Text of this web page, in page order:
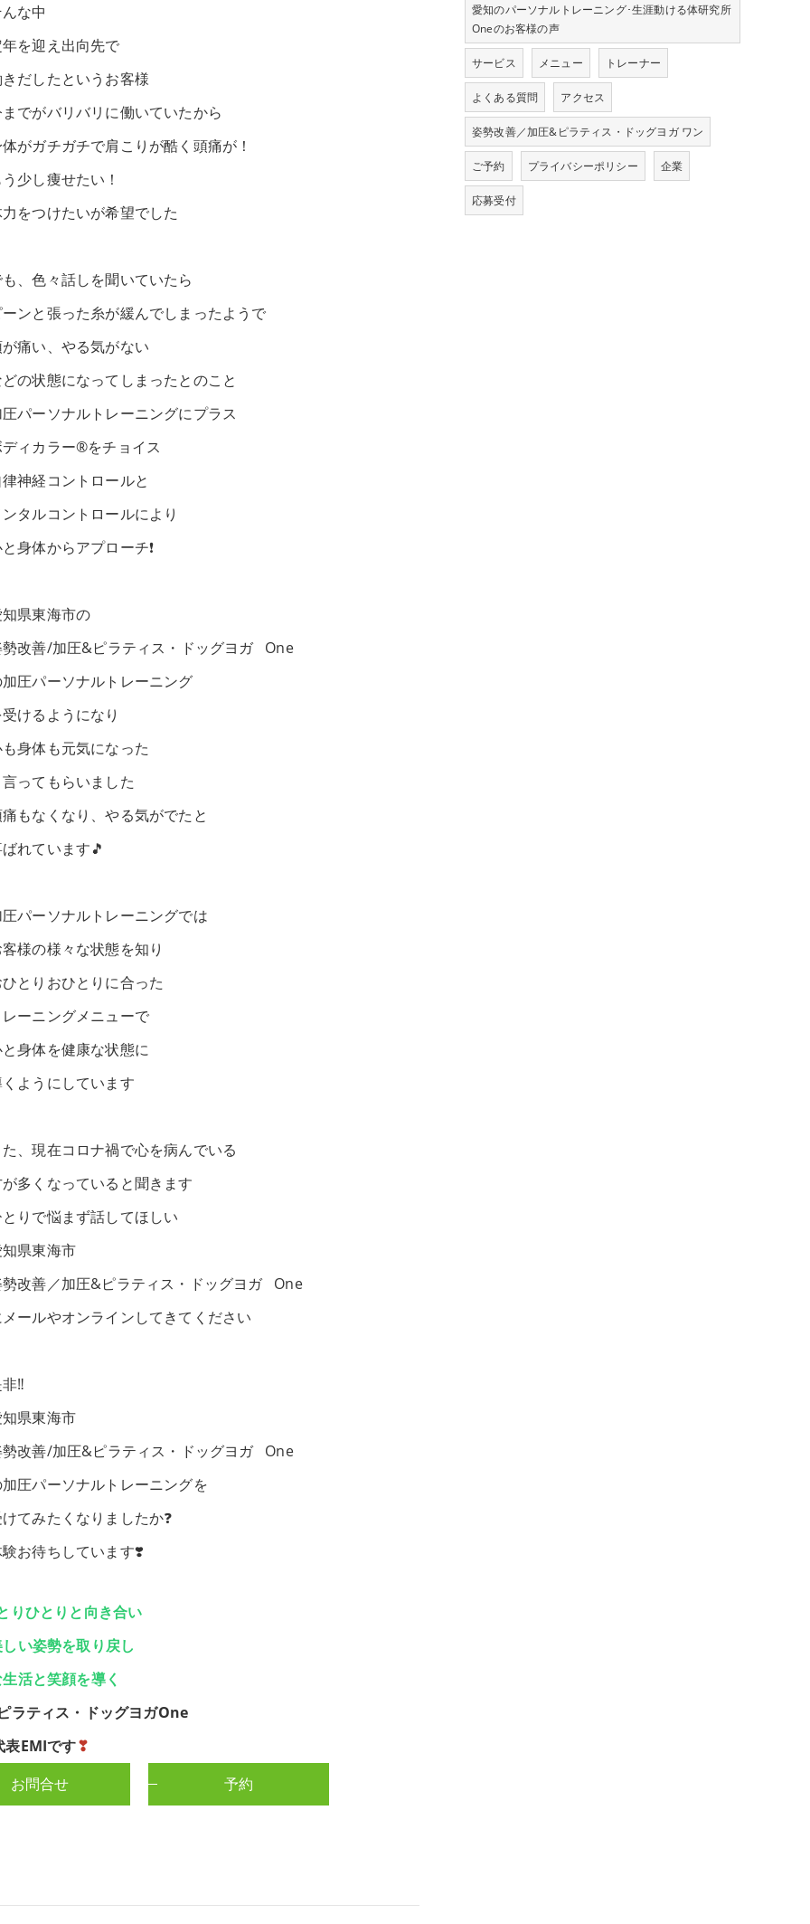
な中
を迎え出向先で
だしたというお客様
でがバリバリに働いていたから
がガチガチで肩こりが酷く頭痛が！
少し痩せたい！
をつけたいが希望でした
、色々話しを聞いていたら
ンと張った糸が緩んでしまったようで
痛い、やる気がない
の状態になってしまったとのこと
パーソナルトレーニングにプラス
ィカラー®️をチョイス
神経コントロールと
タルコントロールにより
身体からアプローチ❗️
県東海市の
改善/加圧&ピラティス・ドッグヨガ One
圧パーソナルトレーニング
けるようになり
身体も元気になった
ってもらいました
もなくなり、やる気がでたと
れています🎵
パーソナルトレーニングでは
様の様々な状態を知り
とりおひとりに合った
ーニングメニューで
身体を健康な状態に
ようにしています
、現在コロナ禍で心を病んでいる
多くなっていると聞きます
りで悩まず話してほしい
県東海市
改善／加圧&ピラティス・ドッグヨガ One
ールやオンラインしてきてください
‼️
県東海市
改善/加圧&ピラティス・ドッグヨガ One
圧パーソナルトレーニングを
てみたくなりましたか❓
お待ちしています❣️
りひとりと向き合い
い姿勢を取り戻し
活と笑顔を導く
ラティス・ドッグヨガOne
表EMIです❣
お問合せ
予約
愛知のパーソナルトレーニング･生涯動ける体研究所
Oneのお客様の声
サービス メニュー トレーナー
よくある質問 アクセス
姿勢改善／加圧&ピラティス・ドッグヨガ ワン
ご予約 プライバシーポリシー 企業
応募受付